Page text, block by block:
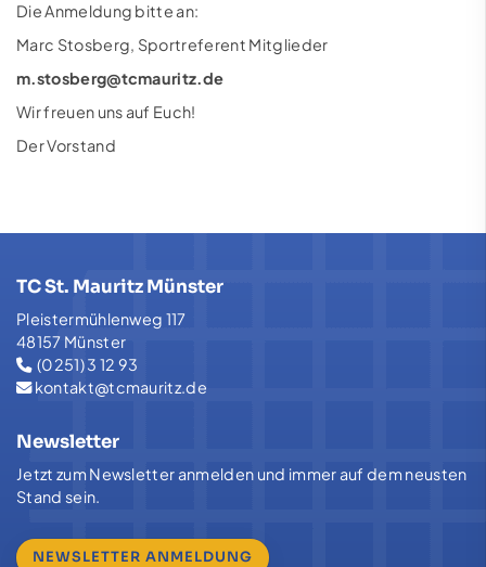
Die Anmeldung bitte an:
Marc Stosberg, Sportreferent Mitglieder
m.stosberg@tcmauritz.de
Wir freuen uns auf Euch!
Der Vorstand
TC St. Mauritz Münster
Pleistermühlenweg 117
48157 Münster
(0251) 3 12 93
kontakt@tcmauritz.de
Newsletter
Jetzt zum Newsletter anmelden und immer auf dem neusten
Stand sein.
NEWSLETTER ANMELDUNG